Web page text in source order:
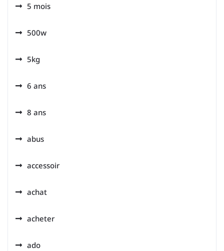
5 mois
500w
5kg
6 ans
8 ans
abus
accessoir
achat
acheter
ado